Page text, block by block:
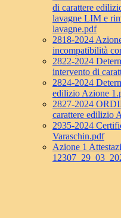
di carattere
lavagne LIM e
lavagne.pdf
2818-2024
incompatibilità
2822-2024
intervento di
2824-2024
edilizio Azione
2827-2024
carattere edilizio
2935-2024
Varaschin.pdf
Azione 1